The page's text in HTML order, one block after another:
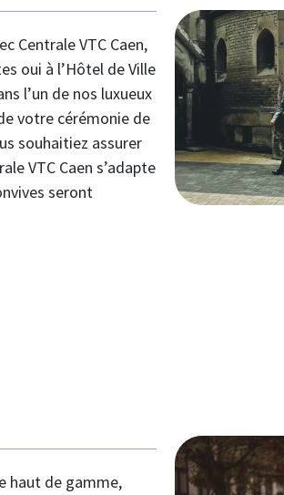
Centrale VTC Caen,
oui à l’Hôtel de Ville
l’un de nos luxueux
votre cérémonie de
souhaitiez assurer
VTC Caen s’adapte
seront
haut de gamme,